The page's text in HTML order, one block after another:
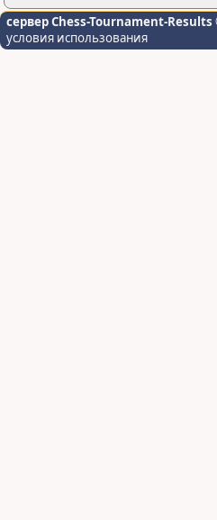
сервер Chess-Tournament-Results
условия использования